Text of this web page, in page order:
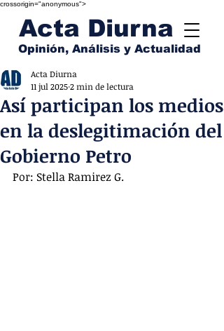
crossorigin="anonymous">
Acta Diurna
Opinión, Análisis y Actualidad
Así participan los medios
en la deslegitimación del
Gobierno Petro
Acta Diurna
11 jul 20252 min de lectura
Por: Stella Ramirez G.